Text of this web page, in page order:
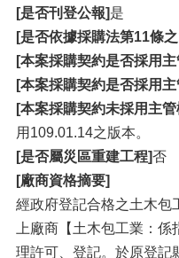
[是否刊登公報]是
[是否依據採購法第11條
[本案採購契約是否採用
[本案採購契約是否採用
[本案採購契約未採用主
用109.01.14之版本。
[是否屬災區重建工程]否
[廠商資格摘要]
經政府登記合格之土木包
上廠商【土木包工業：係
理許可、登記。於原登記